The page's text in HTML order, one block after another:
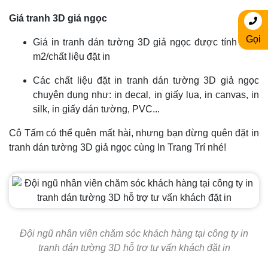
Giá tranh 3D giả ngọc
Giá in tranh dán tường 3D giả ngọc được tính theo
m2/chất liệu đặt in
Các chất liệu đặt in tranh dán tường 3D giả ngọc
chuyên dụng như: in decal, in giấy lụa, in canvas, in
silk, in giấy dán tường, PVC...
Cô Tấm có thể quên mất hài, nhưng bạn đừng quên đặt in
tranh dán tường 3D giả ngọc cùng In Trang Trí nhé!
Đội ngũ nhân viên chăm sóc khách hàng tại công ty in
tranh dán tường 3D hỗ trợ tư vấn khách đặt in
Gọi